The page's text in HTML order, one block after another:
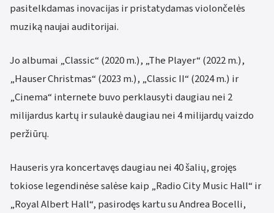
pasitelkdamas inovacijas ir pristatydamas violončelės
muziką naujai auditorijai.
Jo albumai „Classic“ (2020 m.), „The Player“ (2022 m.),
„Hauser Christmas“ (2023 m.), „Classic II“ (2024 m.) ir
„Cinema“ internete buvo perklausyti daugiau nei 2
milijardus kartų ir sulaukė daugiau nei 4 milijardų vaizdo
peržiūrų.
Hauseris yra koncertavęs daugiau nei 40 šalių, grojęs
tokiose legendinėse salėse kaip „Radio City Music Hall“ ir
„Royal Albert Hall“, pasirodęs kartu su Andrea Bocelli,